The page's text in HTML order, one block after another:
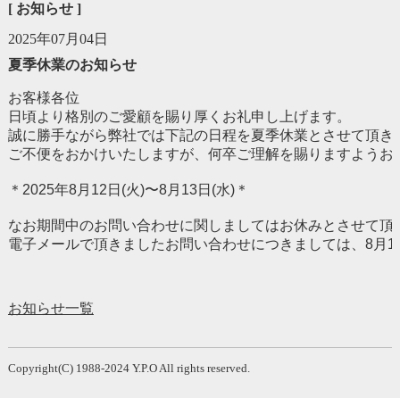
[ お知らせ ]
2025年07月04日
夏季休業のお知らせ
お客様各位
日頃より格別のご愛顧を賜り厚くお礼申し上げます。
誠に勝手ながら弊社では下記の日程を夏季休業とさせて頂き
ご不便をおかけいたしますが、何卒ご理解を賜りますようお
＊2025年8月12日(火)〜8月13日(水)＊
なお期間中のお問い合わせに関しましてはお休みとさせて頂
電子メールで頂きましたお問い合わせにつきましては、 8月
お知らせ一覧
Copyright(C) 1988-2024 Y.P.O All rights reserved.